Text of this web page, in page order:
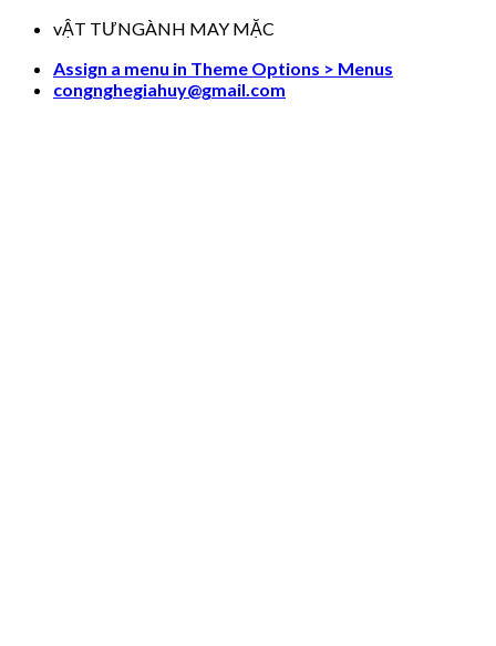
Skip
content
vẬT TƯNGÀNH MAY MẶC
Assign a menu in Theme Options > Menus
congnghegiahuy@gmail.com